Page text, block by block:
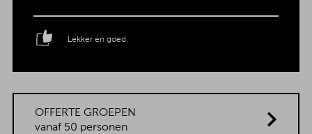
Lekker én goed.
OFFERTE GROEPEN
vanaf 50 personen